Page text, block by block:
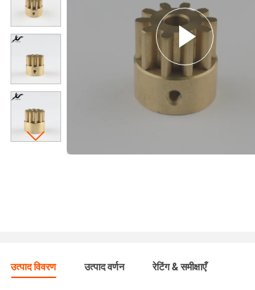
उत्पाद विवरण उत्पाद वर्णन रेटिंग & समीक्षाएँ